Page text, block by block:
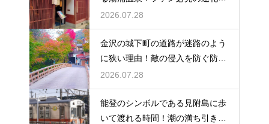
ポット
2026.07.28
金沢の城下町の道路が迷路のよう
に狭い理由！敵の侵入を防ぐ防衛
の知恵
2026.07.28
能登のシンボルである見附島に歩
いて渡れる時間！潮の満ち引きが